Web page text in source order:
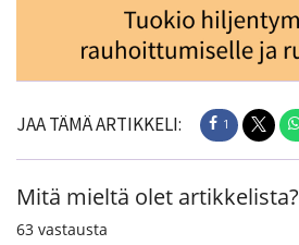
JAA TÄMÄ ARTIKKELI: 1
Mitä mieltä olet artikkelista?
63 vastausta